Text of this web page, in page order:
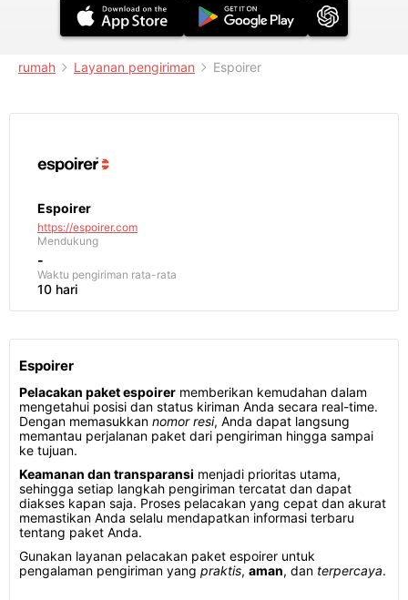
rumah Layanan pengiriman Espoirer
Espoirer
https://espoirer.com
Mendukung
-
Waktu pengiriman rata-rata
10 hari
Espoirer
Pelacakan paket espoirer memberikan kemudahan dalam
mengetahui posisi dan status kiriman Anda secara real-time.
Dengan memasukkan nomor resi, Anda dapat langsung
memantau perjalanan paket dari pengiriman hingga sampai
ke tujuan.
Keamanan dan transparansi menjadi prioritas utama,
sehingga setiap langkah pengiriman tercatat dan dapat
diakses kapan saja. Proses pelacakan yang cepat dan akurat
memastikan Anda selalu mendapatkan informasi terbaru
tentang paket Anda.
Gunakan layanan pelacakan paket espoirer untuk
pengalaman pengiriman yang praktis, aman, dan terpercaya.